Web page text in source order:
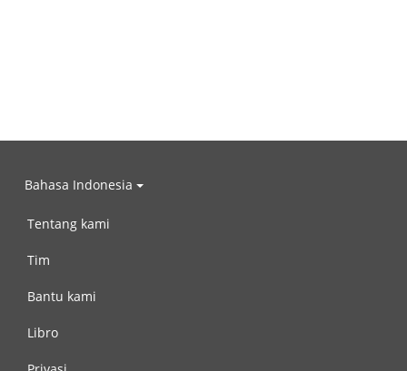
Bahasa Indonesia
Tentang kami
Tim
Bantu kami
Libro